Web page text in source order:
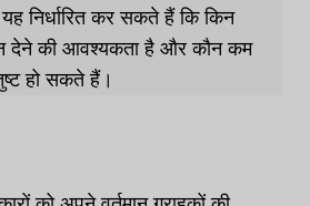
निर्धारित कर सकते हैं कि किन
देने की आवश्यकता है और कौन कम
हो सकते हैं।